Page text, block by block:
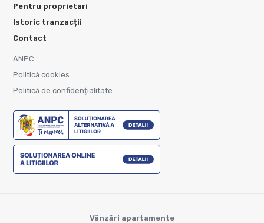
Pentru proprietari
Istoric tranzacții
Contact
ANPC
Politică cookies
Politică de confidențialitate
Vânzări apartamente